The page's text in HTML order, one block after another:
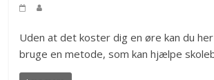
Uden at det koster dig en øre kan du
bruge en metode, som kan hjælpe